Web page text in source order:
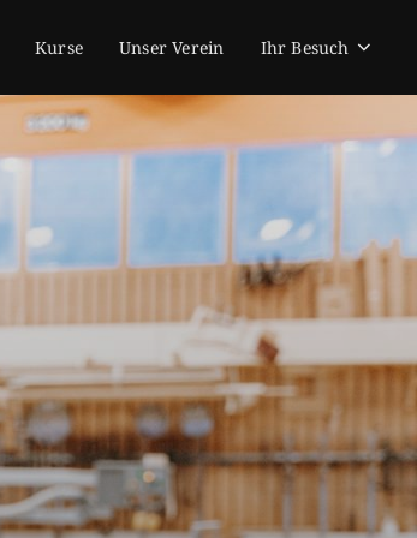
Kurse Unser Verein Ihr Besuch